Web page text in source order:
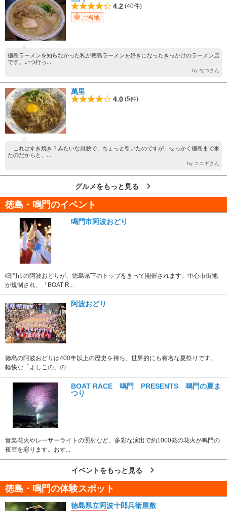
4.2 (40件)
ご当地
徳島ラーメンを知らなかった私が徳島ラーメンを好きになったきっかけのラーメン店
です。いつ行っ...
by なつさん
萬里
4.0 (5件)
これはすき焼き？みたいな風貌で、ちょっと引いたのですが、せっかく徳島まで来
たのだからと、...
by ニニギさん
グルメをもっと見る
徳島・鳴門のイベント
鳴門市阿波おどり
鳴門市の阿波おどりが、徳島県下のトップをきって開催されます。中心市街地
が規制され、「BOAT R...
阿波おどり
徳島の阿波おどりは400年以上の歴史を持ち、世界的にも有名な夏祭りです。
軽快な「よしこの」の...
BOAT RACE 鳴門 PRESENTS 鳴門の夏ま
つり
音楽花火やレーザーライトの照射など、多彩な演出で約1000発の花火が鳴門の
夜空を彩ります。おす...
イベントをもっと見る
徳島・鳴門の体験スポット
徳島県立阿波十郎兵衛屋敷